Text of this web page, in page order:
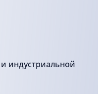
индустриальной